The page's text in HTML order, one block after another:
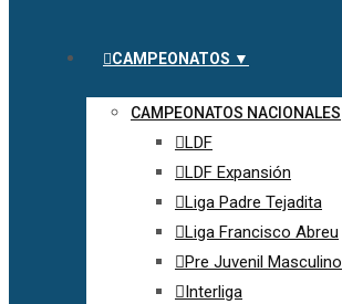
CAMPEONATOS ▼
CAMPEONATOS NACIONALES
LDF
LDF Expansión
Liga Padre Tejadita
Liga Francisco Abreu
Pre Juvenil Masculino
Interliga